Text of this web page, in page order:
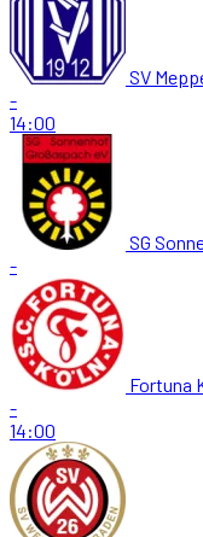
SV
-
14:00
SG
-
Fortuna
-
14:00